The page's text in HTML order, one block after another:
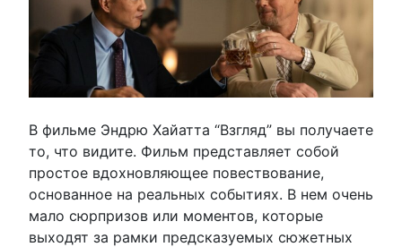
В фильме Эндрю Хайатта “Взгляд” вы получаете
то, что видите. Фильм представляет собой
простое вдохновляющее повествование,
основанное на реальных событиях. В нем очень
мало сюрпризов или моментов, которые
выходят за рамки предсказуемых сюжетных